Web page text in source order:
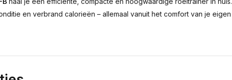
en verbrand calorieën – allemaal vanuit het comfort van je eigen